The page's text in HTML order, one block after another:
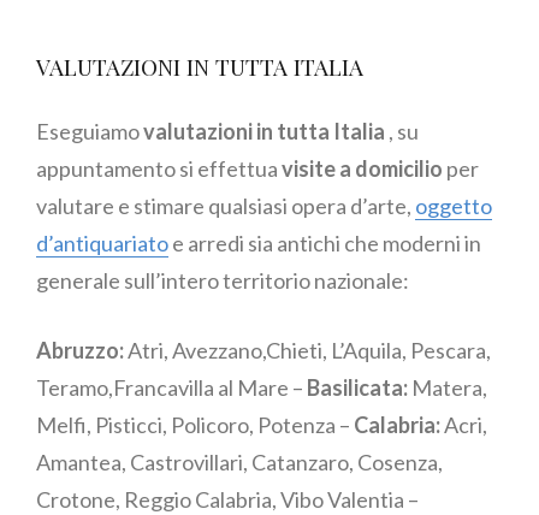
VALUTAZIONI IN TUTTA ITALIA
Eseguiamovalutazioni in tutta Italia , su
appuntamento si effettuavisite a domicilio per
valutare e stimare qualsiasi opera d’arte, oggetto
d’antiquariatoe arredi sia antichi che moderni in
generale sull’intero territorio nazionale:
Abruzzo:Atri, Avezzano,Chieti, L’Aquila, Pescara,
Teramo,Francavilla al Mare – Basilicata: Matera,
Melfi, Pisticci, Policoro, Potenza – Calabria:Acri,
Amantea, Castrovillari, Catanzaro, Cosenza,
Crotone, Reggio Calabria, Vibo Valentia –